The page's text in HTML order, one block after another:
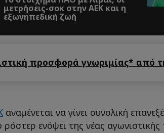
μετρήσεις-σοκ στην ΑΕΚ και η
εξωγηπεδική ζωή
προσφορά γνωριμίας* από
αναμένεται να γίνει συνολική
ρόστερ ενόψει της νέας